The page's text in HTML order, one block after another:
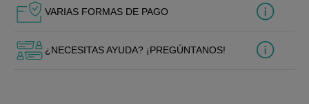
VARIAS FORMAS DE PAGO
¿NECESITAS AYUDA? ¡PREGÚNTANOS!